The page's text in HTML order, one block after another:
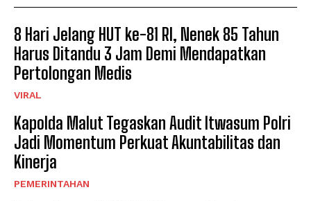
8 Hari Jelang HUT ke-81 RI, Nenek 85 Tahun
Harus Ditandu 3 Jam Demi Mendapatkan
Pertolongan Medis
VIRAL
Kapolda Malut Tegaskan Audit Itwasum Polri
Jadi Momentum Perkuat Akuntabilitas dan
Kinerja
PEMERINTAHAN